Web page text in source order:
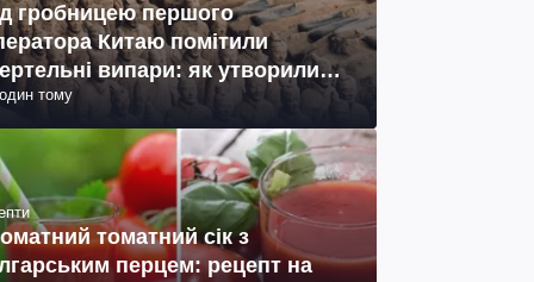
гробницею першого
Китаю помітили
випари: як утворились
тому
томатний сік з
перцем: рецепт на